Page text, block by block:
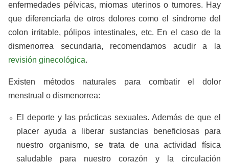
enfermedades pélvicas, miomas uterinos o tumores. Hay
que diferenciarla de otros dolores como el síndrome del
colon irritable, pólipos intestinales, etc. En el caso de la
dismenorrea secundaria, recomendamos acudir a la
revisión ginecológica.
Existen métodos naturales para combatir el dolor
menstrual o dismenorrea:
El deporte y las prácticas sexuales. Además de que el
placer ayuda a liberar sustancias beneficiosas para
nuestro organismo, se trata de una actividad física
saludable para nuestro corazón y la circulación